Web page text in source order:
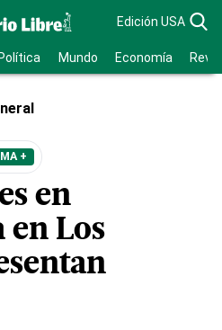
Edición USA
Política Mundo Economía
+
en
en Los